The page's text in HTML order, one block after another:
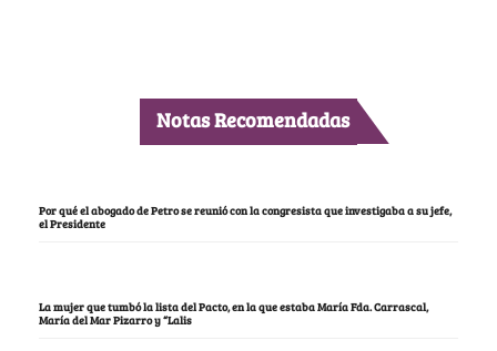
Notas Recomendadas
Por qué el abogado de Petro se reunió con la congresista que investigaba a su jefe,
el Presidente
La mujer que tumbó la lista del Pacto, en la que estaba María Fda. Carrascal,
María del Mar Pizarro y “Lalis